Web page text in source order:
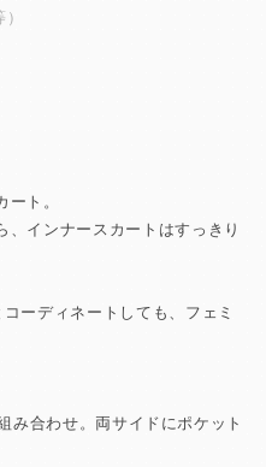
ト。
、インナースカートはすっきり
ーディネートしても、フェミ
み合わせ。両サイドにポケット